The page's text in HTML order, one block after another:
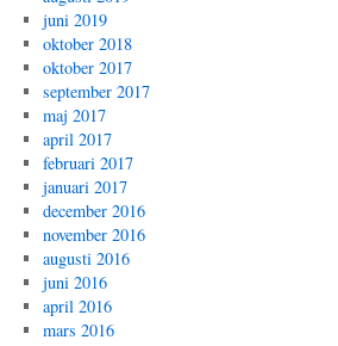
juni 2019
oktober 2018
oktober 2017
september 2017
maj 2017
april 2017
februari 2017
januari 2017
december 2016
november 2016
augusti 2016
juni 2016
april 2016
mars 2016